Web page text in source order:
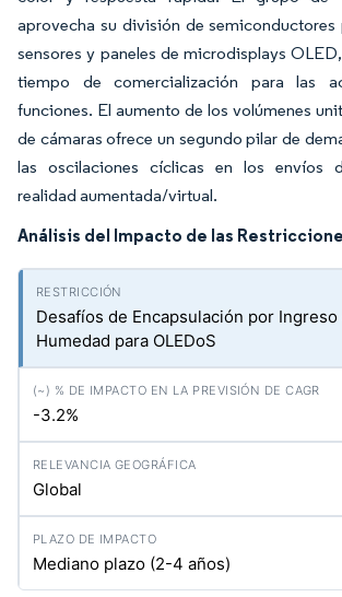
aprovecha su división de
sensores y paneles de microdisplays
tiempo de comercialización para las
funciones. El aumento de los volúmenes
de cámaras ofrece un segundo pilar de
las oscilaciones cíclicas en los envíos
realidad aumentada/virtual.
Análisis del Impacto de las
Desafíos de Encapsulación por Ingreso
Humedad para OLEDoS
-3.2%
Global
Mediano plazo (2-4 años)